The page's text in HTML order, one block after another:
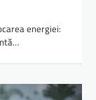
energiei: